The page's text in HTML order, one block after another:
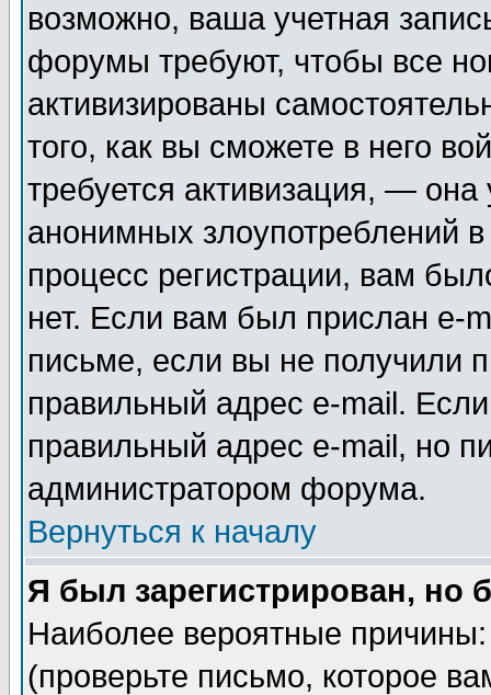
возможно, ваша учетная
форумы требуют, чтобы все
активизированы
того, как вы сможете в него
требуется активизация, —
анонимных злоупотреблений
процесс регистрации, вам
нет. Если вам был прислан e-
письме, если вы не получили
правильный адрес e-mail.
правильный адрес e-mail, но
администратором форума.
Вернуться к началу
Я был зарегистрирован, но
Наиболее вероятные
(проверьте письмо, которое